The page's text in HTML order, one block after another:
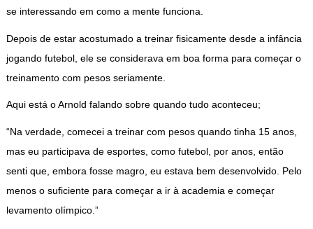
se interessando em como a mente funciona.
Depois de estar acostumado a treinar fisicamente desde a infância
jogando futebol, ele se considerava em boa forma para começar o
treinamento com pesos seriamente.
Aqui está o Arnold falando sobre quando tudo aconteceu;
“Na verdade, comecei a treinar com pesos quando tinha 15 anos,
mas eu participava de esportes, como futebol, por anos, então
senti que, embora fosse magro, eu estava bem desenvolvido. Pelo
menos o suficiente para começar a ir à academia e começar
levamento olímpico.”